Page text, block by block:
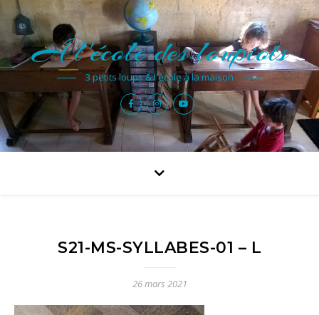
A l'école des loupiots
3 petits loups & l'école à la maison
S21-MS-SYLLABES-01 – L
26 mars 2021